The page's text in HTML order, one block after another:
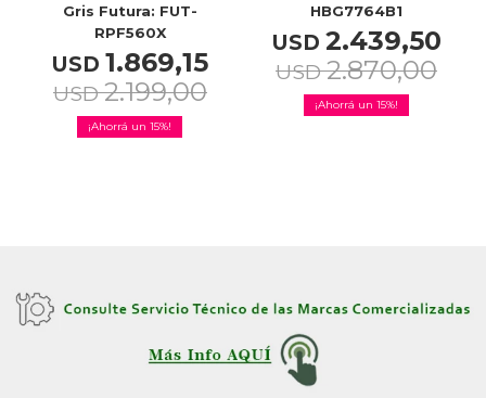
Gris Futura: FUT-
RPF560X
USD 1.869,15
USD 2.199,00
15
HBG7764B1
USD 2.439,50
USD 2.870,00
15